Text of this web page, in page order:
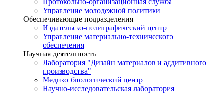
Управление молодежной политики
Обеспечивающие подразделения
Издательско-полиграфический центр
Управление материально-технического
обеспечения
Научная деятельность
Лаборатория "Дизайн материалов и аддитивного
производства"
Медико-биологический центр
Научно-исследовательская лаборатория